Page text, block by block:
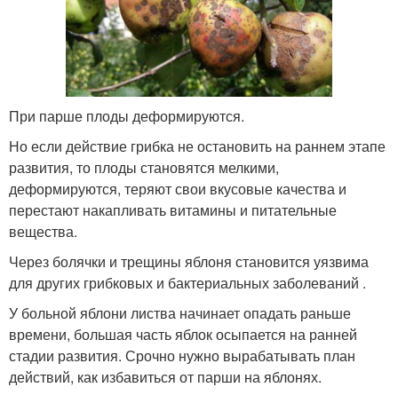
При парше плоды деформируются.
Но если действие грибка не остановить на раннем этапе
развития, то плоды становятся мелкими,
деформируются, теряют свои вкусовые качества и
перестают накапливать витамины и питательные
вещества.
Через болячки и трещины яблоня становится уязвима
для других грибковых и бактериальных заболеваний .
У больной яблони листва начинает опадать раньше
времени, большая часть яблок осыпается на ранней
стадии развития. Срочно нужно вырабатывать план
действий, как избавиться от парши на яблонях.